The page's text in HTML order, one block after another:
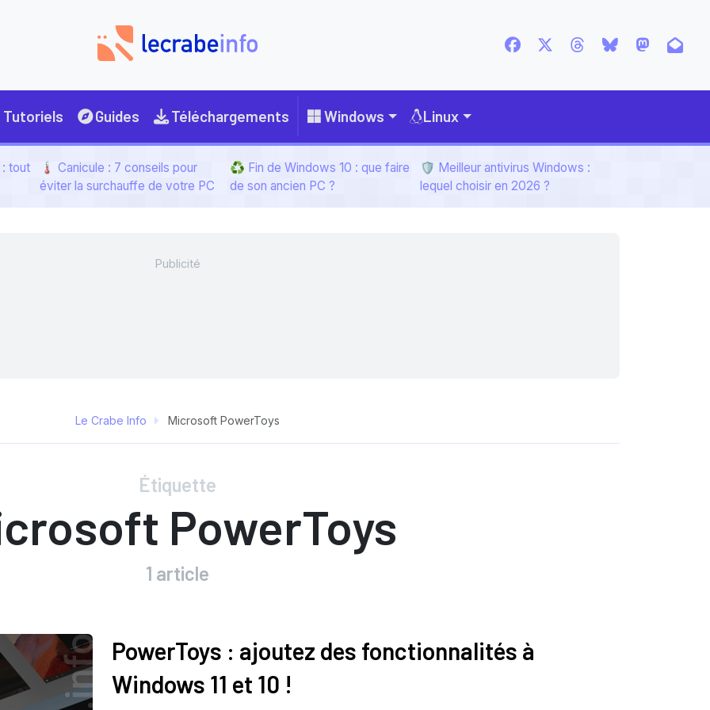
Tutoriels Guides Téléchargements Windows Linux
tout
🌡️ Canicule : 7 conseils pour
éviter la surchauffe de votre PC
♻️ Fin de Windows 10 : que faire
de son ancien PC ?
🛡️ Meilleur antivirus Windows :
lequel choisir en 2026 ?
Le Crabe Info Microsoft PowerToys
Étiquette
PowerToys
1 article
PowerToys : ajoutez des fonctionnalités à
Windows 11 et 10 !